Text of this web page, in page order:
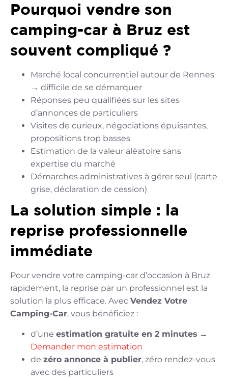
Pourquoi vendre son
camping-car à Bruz est
souvent compliqué ?
Marché local concurrentiel autour de Rennes
→ difficile de se démarquer
Réponses peu qualifiées sur les sites
d’annonces de particuliers
Visites de curieux, négociations épuisantes,
propositions trop basses
Estimation de la valeur aléatoire sans
expertise du marché
Démarches administratives à gérer seul (carte
grise, déclaration de cession)
La solution simple : la
reprise professionnelle
immédiate
Pour vendre votre camping-car d’occasion à Bruz
rapidement, la reprise par un professionnel est la
solution la plus efficace. Avec Vendez Votre
Camping-Car, vous bénéficiez :
d’une estimation gratuite en 2 minutes →
Demander mon estimation
de zéro annonce à publier, zéro rendez-vous
avec des particuliers